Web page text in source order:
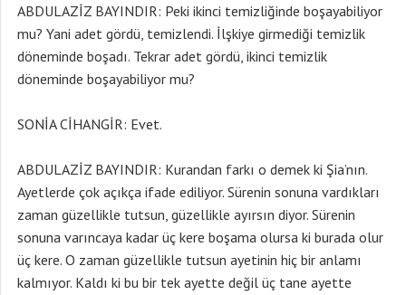
ABDULAZİZ BAYINDIR: Peki ikinci temizliğinde boşayabiliyor
mu? Yani adet gördü, temizlendi. İlşkiye girmediği temizlik
döneminde boşadı. Tekrar adet gördü, ikinci temizlik
döneminde boşayabiliyor mu?
SONİA CİHANGİR: Evet.
ABDULAZİZ BAYINDIR: Kurandan farkı o demek ki Şia’nın.
Ayetlerde çok açıkça ifade ediliyor. Sürenin sonuna vardıkları
zaman güzellikle tutsun, güzellikle ayırsın diyor. Sürenin
sonuna varıncaya kadar üç kere boşama olursa ki burada olur
üç kere. O zaman güzellikle tutsun ayetinin hiç bir anlamı
kalmıyor. Kaldı ki bu bir tek ayette değil üç tane ayette